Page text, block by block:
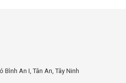
Bình An I, Tân An, Tây Ninh